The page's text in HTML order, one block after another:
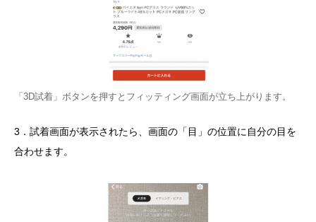
「3D試着」ボタンを押すとフィッティング画面が立ち上がります。
3．試着画面が表示されたら、画面の「目」の位置に自分の目を
合わせます。